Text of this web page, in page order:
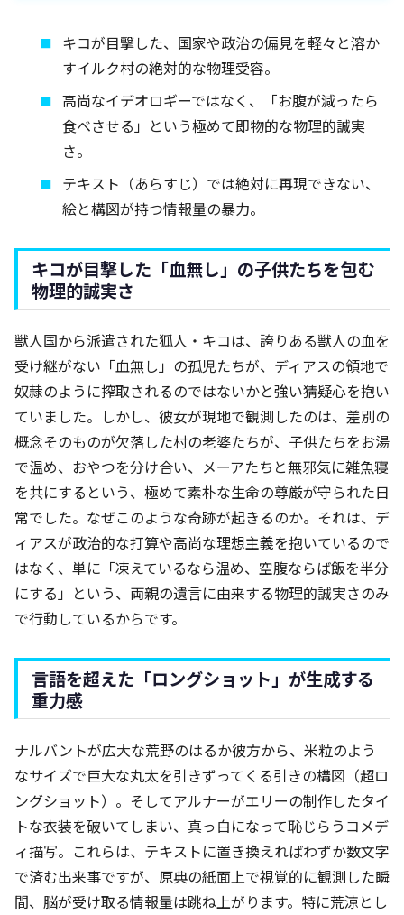
キコが目撃した、国家や政治の偏見を軽々と溶か
すイルク村の絶対的な物理受容。
高尚なイデオロギーではなく、「お腹が減ったら
食べさせる」という極めて即物的な物理的誠実
さ。
テキスト（あらすじ）では絶対に再現できない、
絵と構図が持つ情報量の暴力。
キコが目撃した「血無し」の子供たちを包む
物理的誠実さ
獣人国から派遣された狐人・キコは、誇りある獣人の血を
受け継がない「血無し」の孤児たちが、ディアスの領地で
奴隷のように搾取されるのではないかと強い猜疑心を抱い
ていました。しかし、彼女が現地で観測したのは、差別の
概念そのものが欠落した村の老婆たちが、子供たちをお湯
で温め、おやつを分け合い、メーアたちと無邪気に雑魚寝
を共にするという、極めて素朴な生命の尊厳が守られた日
常でした。なぜこのような奇跡が起きるのか。それは、デ
ィアスが政治的な打算や高尚な理想主義を抱いているので
はなく、単に「凍えているなら温め、空腹ならば飯を半分
にする」という、両親の遺言に由来する物理的誠実さのみ
で行動しているからです。
言語を超えた「ロングショット」が生成する
重力感
ナルバントが広大な荒野のはるか彼方から、米粒のよう
なサイズで巨大な丸太を引きずってくる引きの構図（超ロ
ングショット）。そしてアルナーがエリーの制作したタイ
トな衣装を破いてしまい、真っ白になって恥じらうコメデ
ィ描写。これらは、テキストに置き換えればわずか数文字
で済む出来事ですが、原典の紙面上で視覚的に観測した瞬
間、脳が受け取る情報量は跳ね上がります。特に荒涼とし